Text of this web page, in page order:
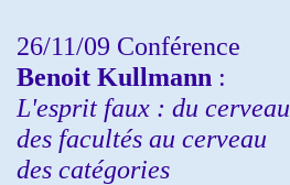
26/11/09 Conférence
Benoit Kullmann :
L'esprit faux : du cerveau
des facultés au cerveau
des catégories